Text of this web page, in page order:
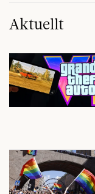
Aktuellt